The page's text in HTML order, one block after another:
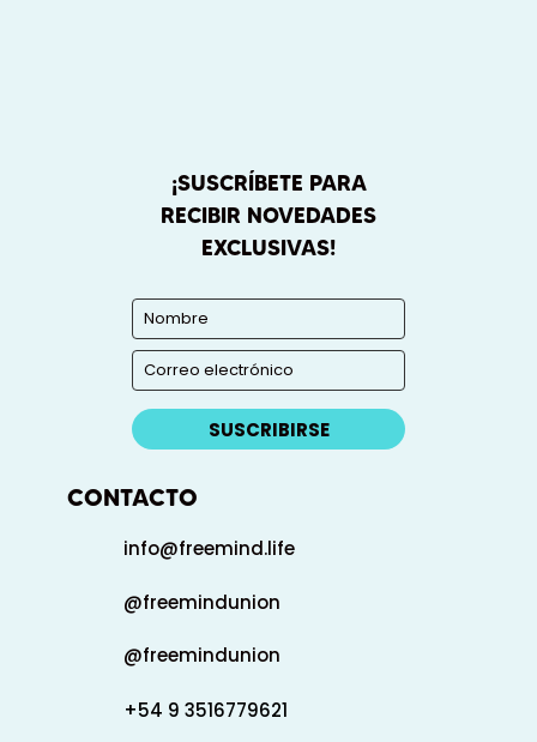
¡SUSCRÍBETE PARA
RECIBIR NOVEDADES
EXCLUSIVAS!
SUSCRIBIRSE
CONTACTO
info@freemind.life
@freemindunion
@freemindunion
+54 9 3516779621